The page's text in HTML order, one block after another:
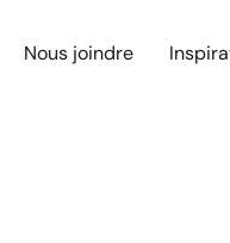
Nous joindre